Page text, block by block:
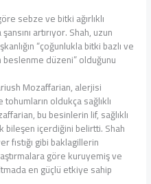
sebze ve bitki ağırlıklı
artırıyor. Shah, uzun
“çoğunlukla bitki bazlı ve
düzeni” olduğunu
Mozaffarian, alerjisi
oldukça sağlıklı
bu besinlerin lif, sağlıklı
içerdiğini belirtti. Shah
gibi baklagillerin
göre kuruyemiş ve
en güçlü etkiye sahip